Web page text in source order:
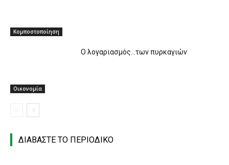
Κομποστοποίηση
Οικονομία
O λογαριασμός…των πυρκαγιών
ΔΙΑΒΑΣΤΕ ΤΟ ΠΕΡΙΟΔΙΚΟ